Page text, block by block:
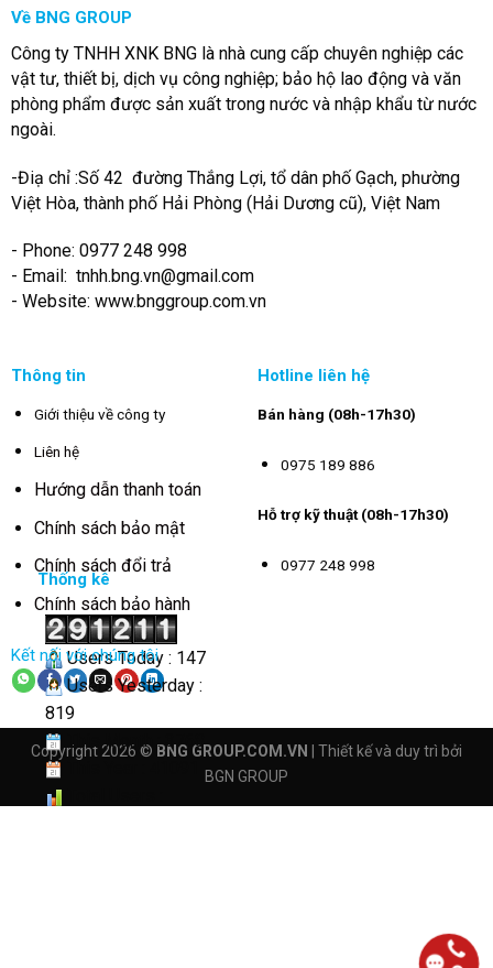
Về BNG GROUP
Công ty TNHH XNK BNG là nhà cung cấp chuyên nghiệp các
vật tư, thiết bị, dịch vụ công nghiệp; bảo hộ lao động và văn
phòng phẩm được sản xuất trong nước và nhập khẩu từ nước
ngoài.
-Điạ chỉ :Số 42 đường Thắng Lợi, tổ dân phố Gạch, phường
Việt Hòa, thành phố Hải Phòng (Hải Dương cũ), Việt Nam
- Phone: 0977 248 998
- Email: tnhh.bng.vn@gmail.com
- Website: www.bnggroup.com.vn
Thông tin
Giới thiệu về công ty
Liên hệ
Hướng dẫn thanh toán
Chính sách bảo mật
Chính sách đổi trả
Chính sách bảo hành
Kết nối với chúng tôi
Hotline liên hệ
Bán hàng (08h-17h30)
0975 189 886
Hỗ trợ kỹ thuật (08h-17h30)
0977 248 998
Thống kê
Users Today : 147
Users Yesterday :
819
This Month : 3768
Copyright 2026 © BNG GROUP.COM.VN
| Thiết kế và duy trì bởi
BGN GROUP